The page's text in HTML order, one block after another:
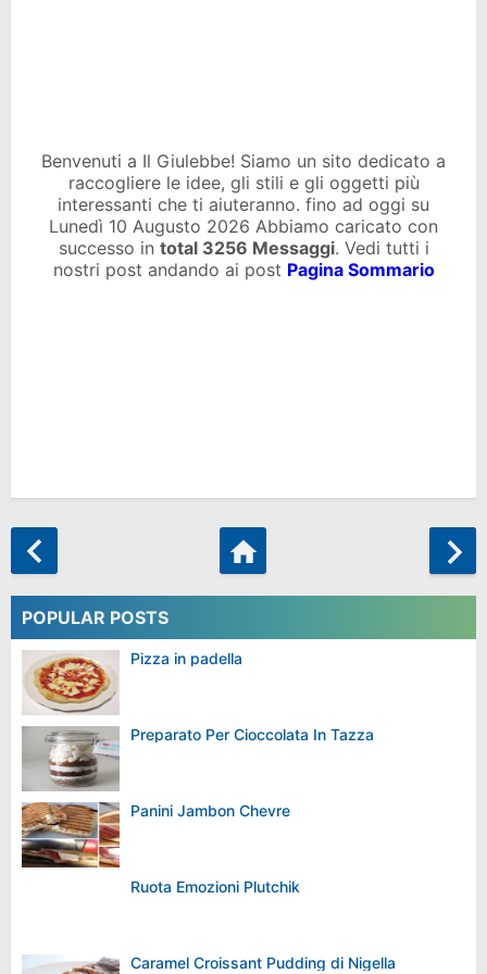
Benvenuti a Il Giulebbe! Siamo un sito dedicato a
raccogliere le idee, gli stili e gli oggetti più
interessanti che ti aiuteranno. fino ad oggi su
Lunedì 10 Augusto 2026 Abbiamo caricato con
successo in total 3256 Messaggi. Vedi tutti i
nostri post andando ai post Pagina Sommario
POPULAR POSTS
Pizza in padella
Preparato Per Cioccolata In Tazza
Panini Jambon Chevre
Ruota Emozioni Plutchik
Caramel Croissant Pudding di Nigella